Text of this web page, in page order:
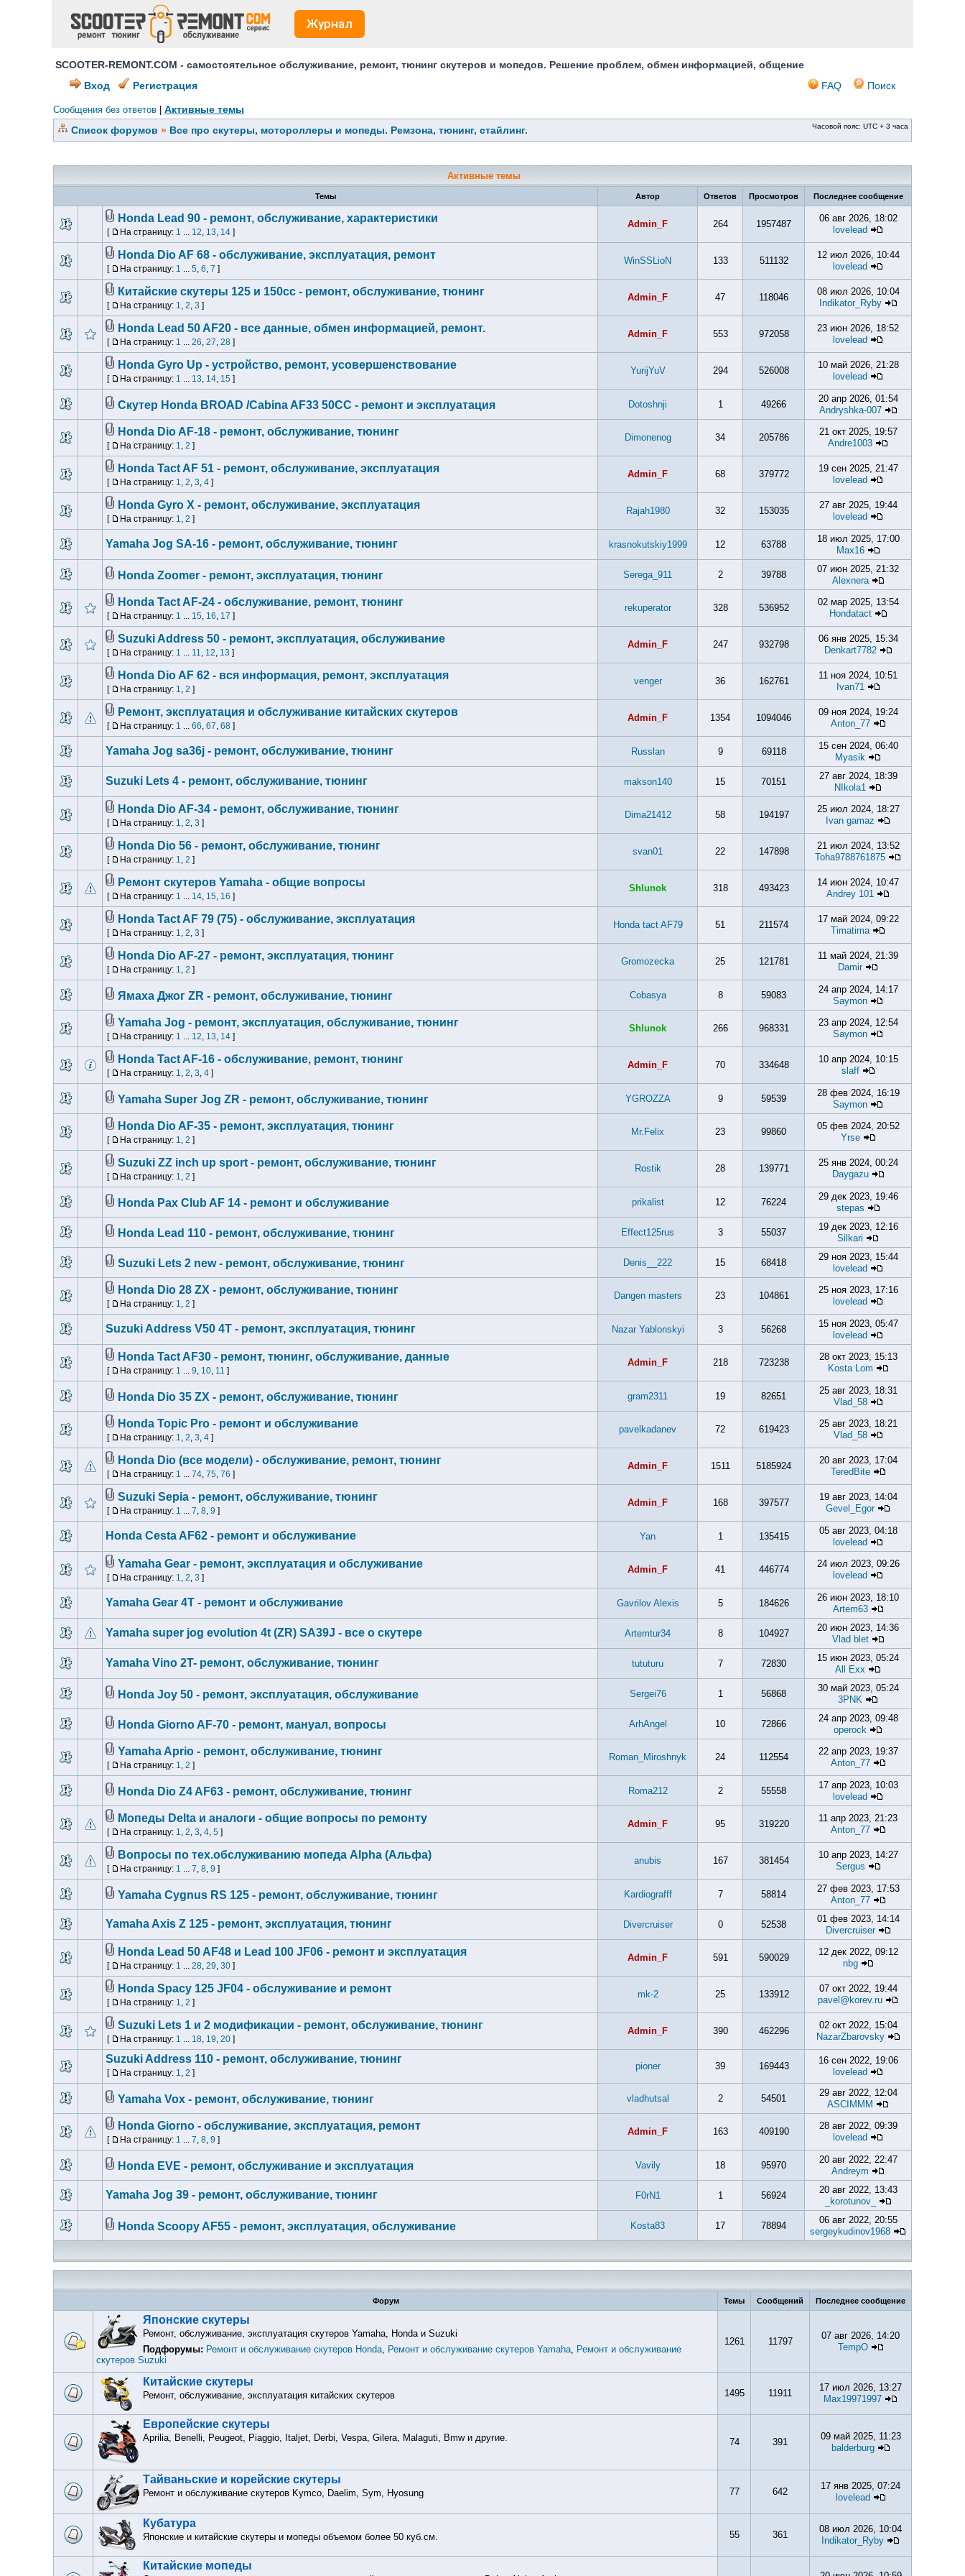
Журнал
SCOOTER-REMONT.COM - самостоятельное обслуживание, ремонт, тюнинг скутеров и мопедов. Решение проблем, обмен информацией, общение
Вход
Регистрация FAQ Поиск
Сообщения без ответов
Активные темы
Список форумов » Все про скутеры, мотороллеры и мопеды. Ремзона, тюнинг, стайлинг. Часовой пояс: UTC + 3 часа
Активные темы
Темы Автор Ответов Просмотров Последнее сообщение
Honda Lead 90 - ремонт, обслуживание, характеристики
[ На страницу: 1 ... 12, 13, 14 ]
Admin_F 264 1957487
06 авг 2026, 18:02
lovelead
Honda Dio AF 68 - обслуживание, эксплуатация, ремонт
[ На страницу: 1 ... 5, 6, 7 ]
WinSSLioN 133 511132
12 июл 2026, 10:44
lovelead
Китайские скутеры 125 и 150сс - ремонт, обслуживание, тюнинг
[ На страницу: 1, 2, 3 ]
Admin_F 47 118046
08 июл 2026, 10:04
Indikator_Ryby
Honda Lead 50 AF20 - все данные, обмен информацией, ремонт.
[ На страницу: 1 ... 26, 27, 28 ]
Admin_F 553 972058
23 июн 2026, 18:52
lovelead
Honda Gyro Up - устройство, ремонт, усовершенствование
[ На страницу: 1 ... 13, 14, 15 ]
YurijYuV 294 526008
10 май 2026, 21:28
lovelead
Скутер Honda BROAD /Сabina AF33 50CC - ремонт и эксплуатация Dotoshnji 1 49266
20 апр 2026, 01:54
Andryshka-007
Honda Dio AF-18 - ремонт, обслуживание, тюнинг
[ На страницу: 1, 2 ]
Dimonenog 34 205786
21 окт 2025, 19:57
Andre1003
Honda Tact AF 51 - ремонт, обслуживание, эксплуатация
[ На страницу: 1, 2, 3, 4 ]
Admin_F 68 379772
19 сен 2025, 21:47
lovelead
Honda Gyro X - ремонт, обслуживание, эксплуатация
[ На страницу: 1, 2 ]
Rajah1980 32 153035
27 авг 2025, 19:44
lovelead
Yamaha Jog SA-16 - ремонт, обслуживание, тюнинг krasnokutskiy1999 12 63788
18 июл 2025, 17:00
Max16
Honda Zoomer - ремонт, эксплуатация, тюнинг Serega_911 2 39788
07 июн 2025, 21:32
Alexnera
Honda Tact AF-24 - обслуживание, ремонт, тюнинг
[ На страницу: 1 ... 15, 16, 17 ]
rekuperator 328 536952
02 мар 2025, 13:54
Hondatact
Suzuki Address 50 - ремонт, эксплуатация, обслуживание
[ На страницу: 1 ... 11, 12, 13 ]
Admin_F 247 932798
06 янв 2025, 15:34
Denkart7782
Honda Dio AF 62 - вся информация, ремонт, эксплуатация
[ На страницу: 1, 2 ]
venger 36 162761
11 ноя 2024, 10:51
Ivan71
Ремонт, эксплуатация и обслуживание китайских скутеров
[ На страницу: 1 ... 66, 67, 68 ]
Admin_F 1354 1094046
09 ноя 2024, 19:24
Anton_77
Yamaha Jog sa36j - ремонт, обслуживание, тюнинг Russlan 9 69118
15 сен 2024, 06:40
Myasik
Suzuki Lets 4 - ремонт, обслуживание, тюнинг makson140 15 70151
27 авг 2024, 18:39
NIkola1
Honda Dio AF-34 - ремонт, обслуживание, тюнинг
[ На страницу: 1, 2, 3 ]
Dima21412 58 194197
25 июл 2024, 18:27
Ivan gamaz
Honda Dio 56 - ремонт, обслуживание, тюнинг
[ На страницу: 1, 2 ]
svan01 22 147898
21 июл 2024, 13:52
Toha9788761875
Ремонт скутеров Yamaha - общие вопросы
[ На страницу: 1 ... 14, 15, 16 ]
Shlunok 318 493423
14 июн 2024, 10:47
Andrey 101
Honda Tact AF 79 (75) - обслуживание, эксплуатация
[ На страницу: 1, 2, 3 ]
Honda tact AF79 51 211574
17 май 2024, 09:22
Timatima
Honda Dio AF-27 - ремонт, эксплуатация, тюнинг
[ На страницу: 1, 2 ]
Gromozecka 25 121781
11 май 2024, 21:39
Damir
Ямаха Джог ZR - ремонт, обслуживание, тюнинг Cobasya 8 59083
24 апр 2024, 14:17
Saymon
Yamaha Jog - ремонт, эксплуатация, обслуживание, тюнинг
[ На страницу: 1 ... 12, 13, 14 ]
Shlunok 266 968331
23 апр 2024, 12:54
Saymon
Honda Tact AF-16 - обслуживание, ремонт, тюнинг
[ На страницу: 1, 2, 3, 4 ]
Admin_F 70 334648
10 апр 2024, 10:15
slaff
Yamaha Super Jog ZR - ремонт, обслуживание, тюнинг YGROZZA 9 59539
28 фев 2024, 16:19
Saymon
Honda Dio AF-35 - ремонт, эксплуатация, тюнинг
[ На страницу: 1, 2 ]
Mr.Felix 23 99860
05 фев 2024, 20:52
Yrse
Suzuki ZZ inch up sport - ремонт, обслуживание, тюнинг
[ На страницу: 1, 2 ]
Rostik 28 139771
25 янв 2024, 00:24
Daygazu
Honda Pax Club AF 14 - ремонт и обслуживание prikalist 12 76224
29 дек 2023, 19:46
stepas
Honda Lead 110 - ремонт, обслуживание, тюнинг Effect125rus 3 55037
19 дек 2023, 12:16
Silkari
Suzuki Lets 2 new - ремонт, обслуживание, тюнинг Denis__222 15 68418
29 ноя 2023, 15:44
lovelead
Honda Dio 28 ZX - ремонт, обслуживание, тюнинг
[ На страницу: 1, 2 ]
Dangen masters 23 104861
25 ноя 2023, 17:16
lovelead
Suzuki Address V50 4T - ремонт, эксплуатация, тюнинг Nazar Yablonskyi 3 56268
15 ноя 2023, 05:47
lovelead
Honda Tact AF30 - ремонт, тюнинг, обслуживание, данные
[ На страницу: 1 ... 9, 10, 11 ]
Admin_F 218 723238
28 окт 2023, 15:13
Kosta Lom
Honda Dio 35 ZX - ремонт, обслуживание, тюнинг gram2311 19 82651
25 авг 2023, 18:31
Vlad_58
Honda Topic Pro - ремонт и обслуживание
[ На страницу: 1, 2, 3, 4 ]
pavelkadanev 72 619423
25 авг 2023, 18:21
Vlad_58
Honda Dio (все модели) - обслуживание, ремонт, тюнинг
[ На страницу: 1 ... 74, 75, 76 ]
Admin_F 1511 5185924
20 авг 2023, 17:04
TeredBite
Suzuki Sepia - ремонт, обслуживание, тюнинг
[ На страницу: 1 ... 7, 8, 9 ]
Admin_F 168 397577
19 авг 2023, 14:04
Gevel_Egor
Honda Cesta AF62 - ремонт и обслуживание Yan 1 135415
05 авг 2023, 04:18
lovelead
Yamaha Gear - ремонт, эксплуатация и обслуживание
[ На страницу: 1, 2, 3 ]
Admin_F 41 446774
24 июл 2023, 09:26
lovelead
Yamaha Gear 4T - ремонт и обслуживание Gavrilov Alexis 5 184626
26 июн 2023, 18:10
Artem63
Yamaha super jog evolution 4t (ZR) SA39J - все о скутере Artemtur34 8 104927
20 июн 2023, 14:36
Vlad blet
Yamaha Vino 2T- ремонт, обслуживание, тюнинг tututuru 7 72830
15 июн 2023, 05:24
All Exx
Honda Joy 50 - ремонт, эксплуатация, обслуживание Sergei76 1 56868
30 май 2023, 05:24
3PNK
Honda Giorno AF-70 - ремонт, мануал, вопросы ArhAngel 10 72866
24 апр 2023, 09:48
operock
Yamaha Aprio - ремонт, обслуживание, тюнинг
[ На страницу: 1, 2 ]
Roman_Miroshnyk 24 112554
22 апр 2023, 19:37
Anton_77
Honda Dio Z4 AF63 - ремонт, обслуживание, тюнинг Roma212 2 55558
17 апр 2023, 10:03
lovelead
Мопеды Delta и аналоги - общие вопросы по ремонту
[ На страницу: 1, 2, 3, 4, 5 ]
Admin_F 95 319220
11 апр 2023, 21:23
Anton_77
Вопросы по тех.обслуживанию мопеда Alpha (Альфа)
[ На страницу: 1 ... 7, 8, 9 ]
anubis 167 381454
10 апр 2023, 14:27
Sergus
Yamaha Cygnus RS 125 - ремонт, обслуживание, тюнинг Kardiografff 7 58814
27 фев 2023, 17:53
Anton_77
Yamaha Axis Z 125 - ремонт, эксплуатация, тюнинг Divercruiser 0 52538
01 фев 2023, 14:14
Divercruiser
Honda Lead 50 AF48 и Lead 100 JF06 - ремонт и эксплуатация
[ На страницу: 1 ... 28, 29, 30 ]
Admin_F 591 590029
12 дек 2022, 09:12
nbg
Honda Spacy 125 JF04 - обслуживание и ремонт
[ На страницу: 1, 2 ]
mk-2 25 133912
07 окт 2022, 19:44
pavel@korev.ru
Suzuki Lets 1 и 2 модификации - ремонт, обслуживание, тюнинг
[ На страницу: 1 ... 18, 19, 20 ]
Admin_F 390 462296
02 окт 2022, 15:04
NazarZbarovsky
Suzuki Address 110 - ремонт, обслуживание, тюнинг
[ На страницу: 1, 2 ]
pioner 39 169443
16 сен 2022, 19:06
lovelead
Yamaha Vox - ремонт, обслуживание, тюнинг vladhutsal 2 54501
29 авг 2022, 12:04
ASCIMMM
Honda Giorno - обслуживание, эксплуатация, ремонт
[ На страницу: 1 ... 7, 8, 9 ]
Admin_F 163 409190
28 авг 2022, 09:39
lovelead
Honda EVE - ремонт, обслуживание и эксплуатация Vavily 18 95970
20 авг 2022, 22:47
Andreym
Yamaha Jog 39 - ремонт, обслуживание, тюнинг F0rN1 1 56924
20 авг 2022, 13:43
_korotunov_
Honda Scoopy AF55 - ремонт, эксплуатация, обслуживание Kosta83 17 78894
06 авг 2022, 20:55
sergeykudinov1968
Форум Темы Сообщений Последнее сообщение
Японские скутеры
Ремонт, обслуживание, эксплуатация скутеров Yamaha, Honda и Suzuki
Подфорумы: Ремонт и обслуживание скутеров Honda, Ремонт и обслуживание скутеров Yamaha, Ремонт и обслуживание
скутеров Suzuki
1261 11797
07 авг 2026, 14:20
TempO
Китайские скутеры
Ремонт, обслуживание, эксплуатация китайских скутеров 1495 11911
17 июл 2026, 13:27
Max19971997
Европейские скутеры
Aprilia, Benelli, Peugeot, Piaggio, Italjet, Derbi, Vespa, Gilera, Malaguti, Bmw и другие. 74 391
09 май 2025, 11:23
balderburg
Тайваньские и корейские скутеры
Ремонт и обслуживание скутеров Kymco, Daelim, Sym, Hyosung 77 642
17 янв 2025, 07:24
lovelead
Кубатура
Японские и китайские скутеры и мопеды объемом более 50 куб.см. 55 361
08 июл 2026, 10:04
Indikator_Ryby
Китайские мопеды